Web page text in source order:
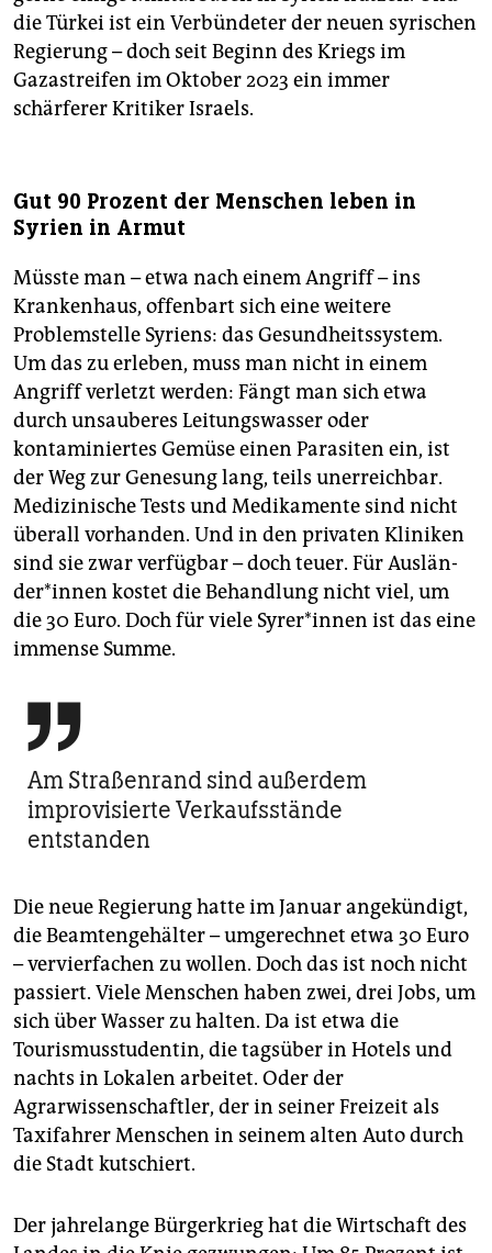
die Türkei ist ein Verbündeter der neuen syrischen
Regierung – doch seit Beginn des Kriegs im
Gazastreifen im Oktober 2023 ein immer
schärferer Kritiker Israels.
Gut 90 Prozent der Menschen leben in
Syrien in Armut
Müsste man – etwa nach einem Angriff – ins
Krankenhaus, offenbart sich eine weitere
Problemstelle Syriens: das Gesundheitssystem.
Um das zu erleben, muss man nicht in einem
Angriff verletzt werden: Fängt man sich etwa
durch unsauberes Leitungswasser oder
kontaminiertes Gemüse einen Parasiten ein, ist
der Weg zur Genesung lang, teils unerreichbar.
Medizinische Tests und Medikamente sind nicht
überall vorhanden. Und in den privaten Kliniken
sind sie zwar verfügbar – doch teuer. Für Aus­län­
de­r*in­nen kostet die Behandlung nicht viel, um
die 30 Euro. Doch für viele Sy­re­r*in­nen ist das eine
immense Summe.

Am Straßenrand sind außerdem
improvisierte Verkaufsstände
entstanden
Die neue Regierung hatte im Januar angekündigt,
die Beamtengehälter – umgerechnet etwa 30 Euro
– vervierfachen zu wollen. Doch das ist noch nicht
passiert. Viele Menschen haben zwei, drei Jobs, um
sich über Wasser zu halten. Da ist etwa die
Tourismusstudentin, die tagsüber in Hotels und
nachts in Lokalen arbeitet. Oder der
Agrarwissenschaftler, der in seiner Freizeit als
Taxifahrer Menschen in seinem alten Auto durch
die Stadt kutschiert.
Der jahrelange Bürgerkrieg hat die Wirtschaft des